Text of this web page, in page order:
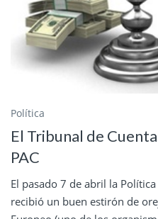
Política
El Tribunal de
PAC
El pasado 7 de abril la
recibió un buen estirón de